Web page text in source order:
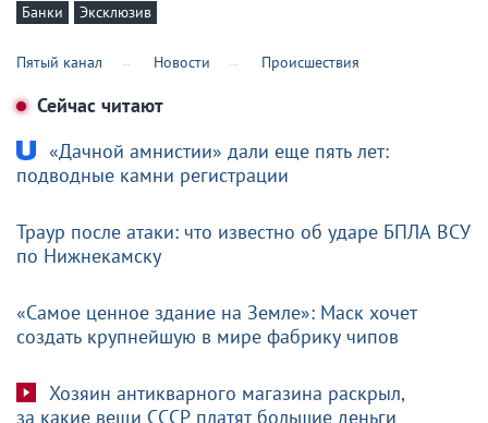
Банки
Эксклюзив
Пятый канал Новости Происшествия
Сейчас читают
«Дачной амнистии» дали еще пять лет:
подводные камни регистрации
Траур после атаки: что известно об ударе БПЛА ВСУ
по Нижнекамску
«Самое ценное здание на Земле»: Маск хочет
создать крупнейшую в мире фабрику чипов
Хозяин антикварного магазина раскрыл,
за какие вещи СССР платят большие деньги